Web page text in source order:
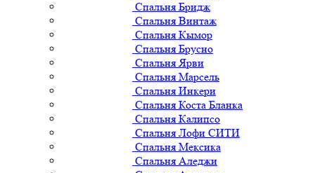
Спальня Бридж
Спальня Винтаж
Спальня Кымор
Спальня Брусно
Спальня Ярви
Спальня Марсель
Спальня Инкери
Спальня Коста Бланка
Спальня Калипсо
Спальня Лофи СИТИ
Спальня Мексика
Спальня Аледжи